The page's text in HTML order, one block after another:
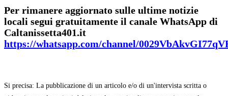
Per rimanere aggiornato sulle ultime notizie
locali segui gratuitamente il canale WhatsApp di
Caltanissetta401.it
https://whatsapp.com/channel/
Si precisa: La pubblicazione di un articolo e/o di un'intervista scritta o